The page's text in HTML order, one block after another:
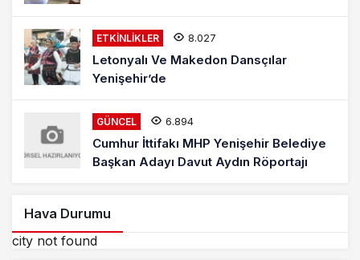
ETKINLIKLER 8.027
Letonyalı Ve Makedon Dansçılar
Yenişehir’de
GÜNCEL 6.894
Cumhur İttifakı MHP Yenişehir Belediye
Başkan Adayı Davut Aydın Röportajı
Hava Durumu
city not found